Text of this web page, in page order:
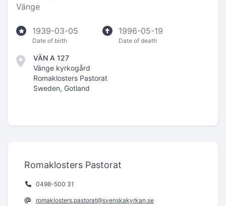
Vänge
1939-03-05
Date of birth
1996-05-19
Date of death
VÄN A 127
Vänge kyrkogård
Romaklosters Pastorat
Sweden, Gotland
Romaklosters Pastorat
0498-500 31
romaklosters.pastorat@svenskakyrkan.se